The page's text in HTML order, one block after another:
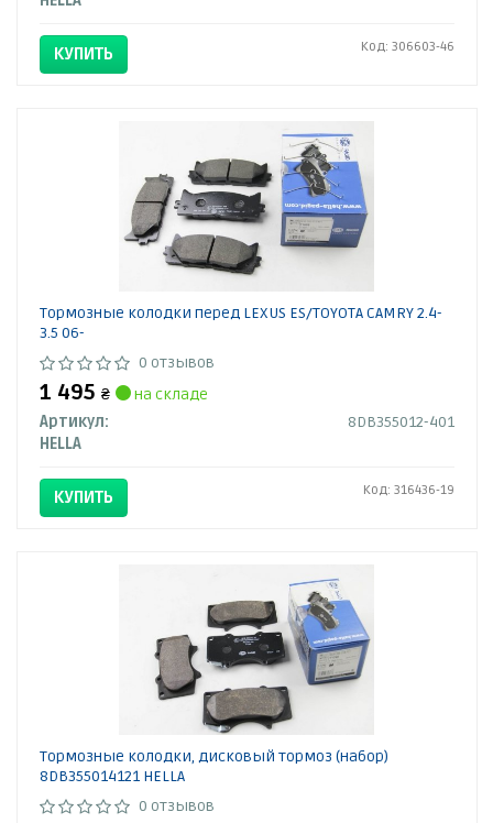
КУПИТЬ Код: 306603-46
Тормозные колодки перед LEXUS ES/TOYOTA CAMRY 2.4-
3.5 06-
0 отзывов
1 495 ₴
на складе
Артикул:
8DB355012-401
HELLA
КУПИТЬ Код: 316436-19
Тормозные колодки, дисковый тормоз (набор)
8DB355014121 HELLA
0 отзывов